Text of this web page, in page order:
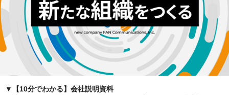
▼【10分でわかる】会社説明資料